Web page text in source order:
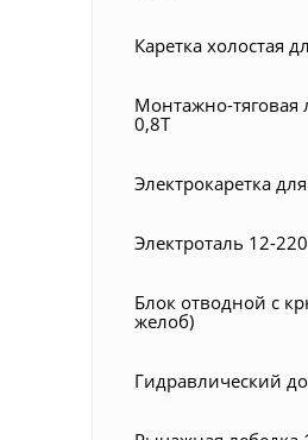
Каретка холостая
Монтажно-тяговая
0,8Т
Электрокаретка
Электроталь 12-220
Блок отводной с
желоб)
Гидравлический